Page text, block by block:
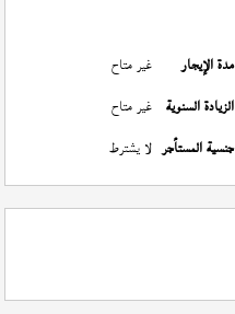
مدة الإيجار
غير متاح
الزيادة السنوية غير متاح
جنسية المستأجر لا يشترط